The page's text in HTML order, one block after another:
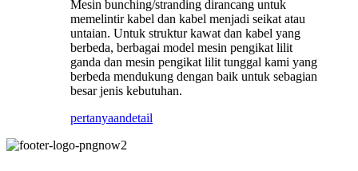
Mesin bunching/stranding dirancang untuk
memelintir kabel dan kabel menjadi seikat atau
untaian. Untuk struktur kawat dan kabel yang
berbeda, berbagai model mesin pengikat lilit
ganda dan mesin pengikat lilit tunggal kami yang
berbeda mendukung dengan baik untuk sebagian
besar jenis kebutuhan.
pertanyaandetail